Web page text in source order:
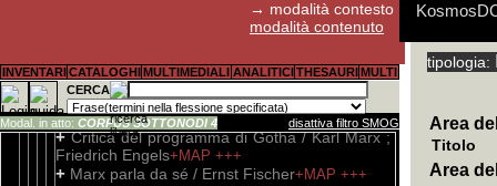
→ modalità contesto
modalità contenuto
INVENTARI CATALOGHI MULTIMEDIALI ANALITICI THESAURI MULTI
CERCA
Modal. in atto: CORPUS SOTTONODI 4 disattiva filtro SMOG
Lavoro salariato e capitale / Karl Marx ;
+Pagine di filosofia politica / Karl Marx+MAP
+++
+Scritti filosofici / Karl Marx ; Friedrich
Engels+MAP+++
+Critica del programma di Gotha / Karl Marx ;
Friedrich Engels+MAP +++
+ Marx parla da sé / Ernst Fischer+MAP +++
E'
Aldo
I cookies
Abstract,
ritenuta
Guida
Guida
Guida
Per il
tipologia:
Area
Titolo
Area